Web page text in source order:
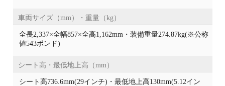
車両サイズ（mm）・重量（kg）
全長2,337×全幅857×全高1,162mm・装備重量274.87kg(※公称
値543ポンド)
シート高・最低地上高（mm）
シート高736.6mm(29インチ)・最低地上高130mm(5.12イン